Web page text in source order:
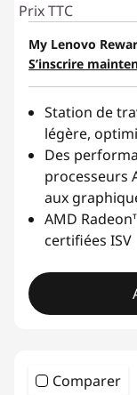
Prix TTC
My Lenovo
S’inscrire
Station de
légère,
Des
processeurs
aux
AMD
certifiées ISV
Comparer